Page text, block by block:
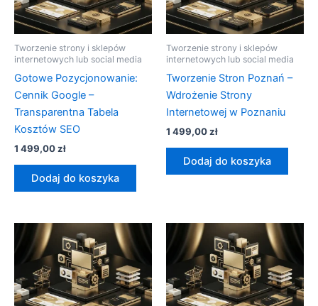
Tworzenie strony i sklepów
internetowych lub social media
Gotowe Pozycjonowanie:
Cennik Google –
Transparentna Tabela
Kosztów SEO
1 499,00zł
Dodaj do koszyka
Tworzenie strony i sklepów
internetowych lub social media
Tworzenie Stron Poznań –
Wdrożenie Strony
Internetowej w Poznaniu
1 499,00zł
Dodaj do koszyka